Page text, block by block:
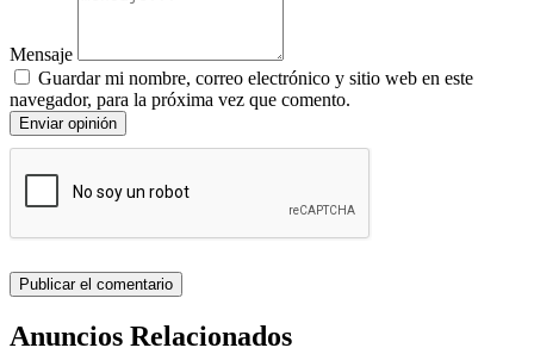
Mensaje
Guardar mi nombre, correo electrónico y sitio web en este
navegador, para la próxima vez que comento.
Enviar opinión
Anuncios Relacionados